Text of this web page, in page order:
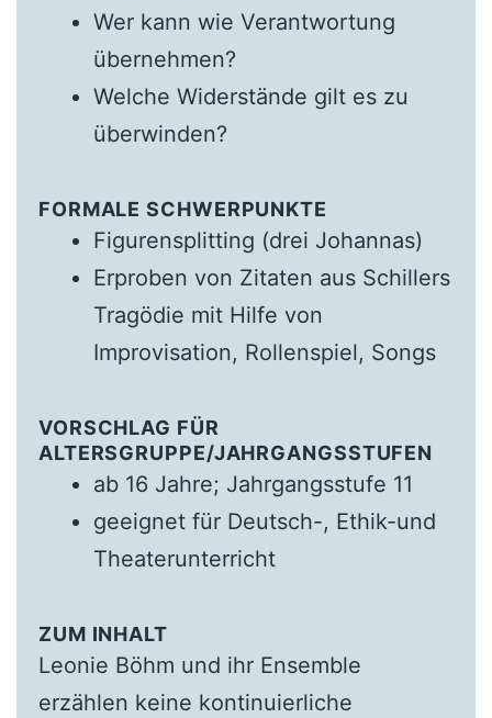
Wer kann wie Verantwortung
übernehmen?
Welche Widerstände gilt es zu
überwinden?
FORMALE SCHWERPUNKTE
Figurensplitting (drei Johannas)
Erproben von Zitaten aus Schillers
Tragödie mit Hilfe von
Improvisation, Rollenspiel, Songs
VORSCHLAG FÜR
ALTERSGRUPPE/JAHRGANGSSTUFEN
ab 16 Jahre; Jahrgangsstufe 11
geeignet für Deutsch-, Ethik-und
Theaterunterricht
ZUM INHALT
Leonie Böhm und ihr Ensemble
erzählen keine kontinuierliche